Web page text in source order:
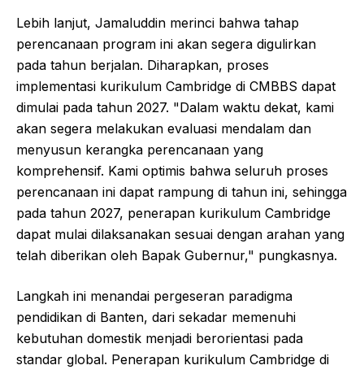
Lebih lanjut, Jamaluddin merinci bahwa tahap
perencanaan program ini akan segera digulirkan
pada tahun berjalan. Diharapkan, proses
implementasi kurikulum Cambridge di CMBBS dapat
dimulai pada tahun 2027. "Dalam waktu dekat, kami
akan segera melakukan evaluasi mendalam dan
menyusun kerangka perencanaan yang
komprehensif. Kami optimis bahwa seluruh proses
perencanaan ini dapat rampung di tahun ini, sehingga
pada tahun 2027, penerapan kurikulum Cambridge
dapat mulai dilaksanakan sesuai dengan arahan yang
telah diberikan oleh Bapak Gubernur," pungkasnya.
Langkah ini menandai pergeseran paradigma
pendidikan di Banten, dari sekadar memenuhi
kebutuhan domestik menjadi berorientasi pada
standar global. Penerapan kurikulum Cambridge di